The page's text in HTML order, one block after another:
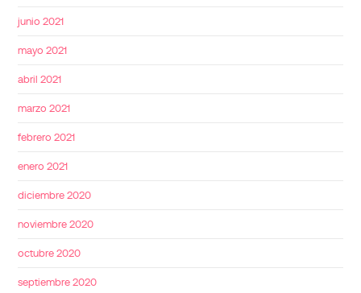
junio 2021
mayo 2021
abril 2021
marzo 2021
febrero 2021
enero 2021
diciembre 2020
noviembre 2020
octubre 2020
septiembre 2020